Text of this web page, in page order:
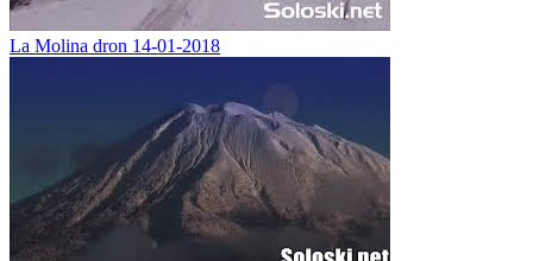
La Molina dron 14-01-2018